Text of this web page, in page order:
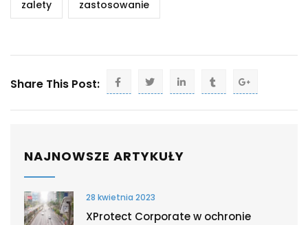
zalety zastosowanie
Share This Post:
NAJNOWSZE ARTYKUŁY
28 kwietnia 2023
XProtect Corporate w ochronie